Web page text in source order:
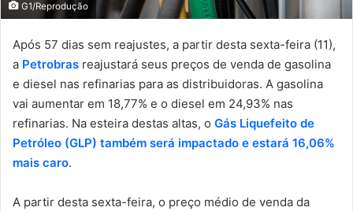
G1/Reprodução
Após 57 dias sem reajustes, a partir desta sexta-feira (11),
a Petrobras reajustará seus preços de venda de gasolina
e diesel nas refinarias para as distribuidoras. A gasolina
vai aumentar em 18,77% e o diesel em 24,93% nas
refinarias. Na esteira destas altas, o Gás Liquefeito de
Petróleo (GLP) também será impactado e estará 16,06%
mais caro.
A partir desta sexta-feira, o preço médio de venda da